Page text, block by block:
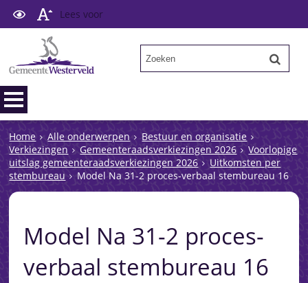
Lees voor
Home Alle onderwerpen
Bestuur en organisatie
Verkiezingen
Gemeenteraadsverkiezingen 2026
Voorlopige
uitslag gemeenteraadsverkiezingen 2026
Uitkomsten per
stembureau
Model Na 31-2 proces-verbaal stembureau 16
Model Na 31-2 proces-
verbaal stembureau 16